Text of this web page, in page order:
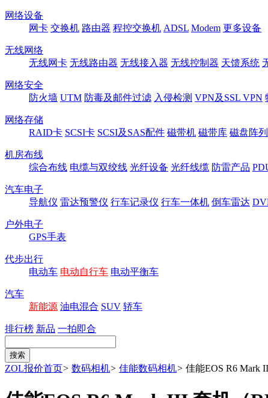
网络设备
网卡 交换机 路由器 程控交换机 ADSL Modem 更多设备
无线网络
无线网卡 无线路由器 无线接入器 无线控制器 天馈系统
网络安全
防火墙 UTM 防毒及邮件过滤 入侵检测 VPN及SSL VPN
网络存储
RAID卡 SCSI卡 SCSI及SAS配件 磁带机 磁带库 磁盘阵列
机房布线
综合布线 电缆与双绞线 光纤设备 光纤线缆 防雷产品
汽车电子
导航仪 雷达预警仪 行车记录仪 行车一体机 倒车雷达
户外电子
GPS手表
代步出行
电动车 电动自行车 电动平衡车
汽车
新能源 油电混合 SUV 轿车
排行榜 新品 一拍即合
ZOL报价首页> 数码相机> 佳能数码相机> 佳能EOS R6 Mark